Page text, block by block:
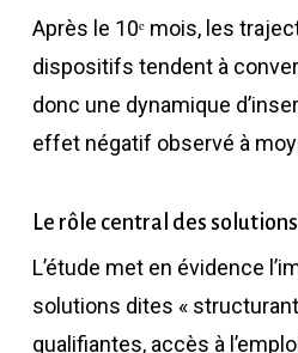
Après le 10ᵉ mois, les
dispositifs tendent à
donc une dynamique
effet négatif observé à
Le rôle central des
L’étude met en évidence
solutions dites «
qualifiantes, accès à